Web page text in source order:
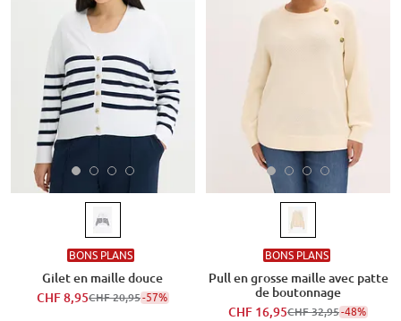
BONS PLANS
Gilet en maille douce
CHF 8,95CHF 20,95-57%
BONS PLANS
Pull en grosse maille avec patte
de boutonnage
CHF 16,95CHF 32,95-48%